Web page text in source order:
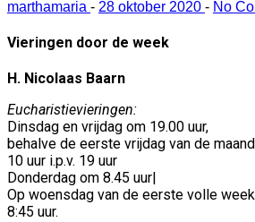
marthamaria - 28 oktober 2020 - No
Vieringen door de week
H. Nicolaas Baarn
Eucharistievieringen:
Dinsdag en vrijdag om 19.00 uur,
behalve de eerste vrijdag van de
10 uur i.p.v. 19 uur
Donderdag om 8.45 uur|
Op woensdag van de eerste volle
8:45 uur.